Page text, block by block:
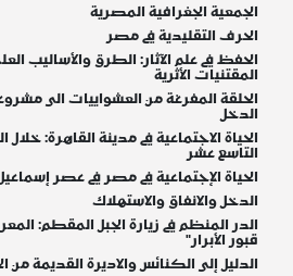
الجمعية الجغرافية المصرية
الحرف التقليدية في مصر
الحفظ في علم الآثار: الطرق والأساليب
المقتنيات الأثرية
الحلقة المفرغة من العشواييات الى
الدخل
الحياة الاجتماعية في مدينة القاهرة:
التاسع عشر
الحياة الإجتماعية في مصر في عصر إسماعيل من 1863 -
الدخل والانفاق والاستهلاك
الدر المنظم في زيارة الجبل المقطم:
قبور الأبرار"
الدليل إلى الكنائس والاديرة القديمة من